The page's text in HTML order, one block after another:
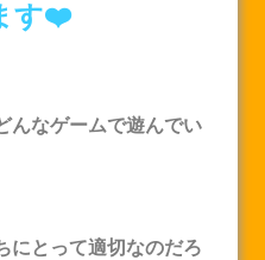
す❤️
んなゲームで遊んでい
にとって適切なのだろ